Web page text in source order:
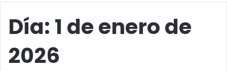
Día: 1 de enero de
2026